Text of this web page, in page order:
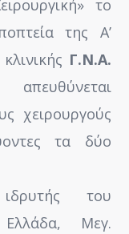
το
της Α’
Γ.Ν.Α.
χειρουργούς
τα δύο
του
Μεγ.